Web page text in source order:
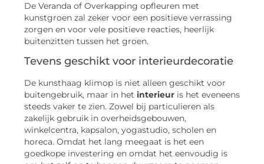
De Veranda of Overkapping opfleuren met
kunstgroen zal zeker voor een positieve verrassing
zorgen en voor vele positieve reacties, heerlijk
buitenzitten tussen het groen.
Tevens geschikt voor interieurdecoratie
De kunsthaag klimop is niet alleen geschikt voor
buitengebruik, maar in het interieur is het eveneens
steeds vaker te zien. Zowel bij particulieren als
zakelijk gebruik in overheidsgebouwen,
winkelcentra, kapsalon, yogastudio, scholen en
horeca. Omdat het lang meegaat is het een
goedkope investering en omdat het eenvoudig is